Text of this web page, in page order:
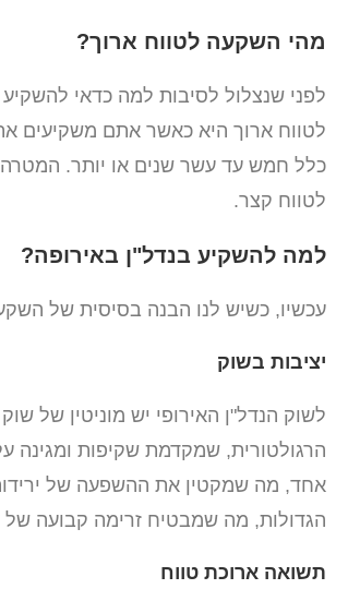
מהי השקעה לטווח ארוך?
לפני שנצלול לסיבות למה כדאי להשקיע
לטווח ארוך היא כאשר אתם משקיעים
כלל חמש עד עשר שנים או יותר. המטרה
לטווח קצר.
למה להשקיע בנדל"ן באירופה?
עכשיו, כשיש לנו הבנה בסיסית של
יציבות בשוק
לשוק הנדל"ן האירופי יש מוניטין של
הרגולטורית, שמקדמת שקיפות ומגינה
אחד, מה שמקטין את ההשפעה של
הגדולות, מה שמבטיח זרימה קבועה של
תשואה ארוכת טווח